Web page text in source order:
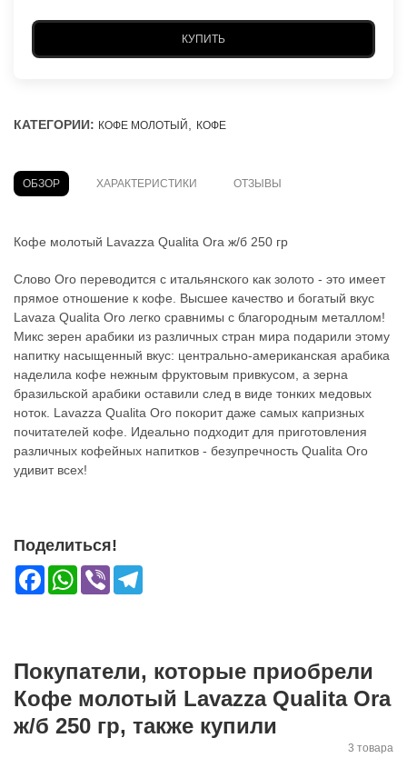
КУПИТЬ
КАТЕГОРИИ: КОФЕ МОЛОТЫЙ, КОФЕ
ОБЗОР ХАРАКТЕРИСТИКИ ОТЗЫВЫ
Кофе молотый Lavazza Qualita Ora ж/б 250 гр
Слово Oro переводится с итальянского как золото - это имеет
прямое отношение к кофе. Высшее качество и богатый вкус
Lavaza Qualita Oro легко сравнимы с благородным металлом!
Микс зерен арабики из различных стран мира подарили этому
напитку насыщенный вкус: центрально-американская арабика
наделила кофе нежным фруктовым привкусом, а зерна
бразильской арабики оставили след в виде тонких медовых
ноток. Lavazza Qualita Oro покорит даже самых капризных
почитателей кофе. Идеально подходит для приготовления
различных кофейных напитков - безупречность Qualita Oro
удивит всех!
Поделиться!
FacebookWhatsApp
Viber
Покупатели, которые приобрели
Кофе молотый Lavazza Qualita Ora
ж/б 250 гр, также купили
3 товара